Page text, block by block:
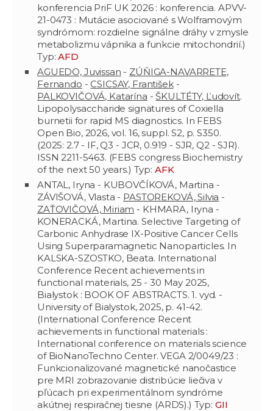
konferencia PriF UK 2026 : konferencia. APVV-
21-0473 : Mutácie asociované s Wolframovým
syndrómom: rozdielne signálne dráhy v zmysle
metabolizmu vápnika a funkcie mitochondrií.)
Typ:AFD
AGUEDO, Juvissan - ZÚŇIGA-NAVARRETE,
Fernando - CSICSAY, František-
PALKOVIČOVÁ, Katarína - ŠKULTÉTY, Ľudovít.
Lipopolysaccharide signatures of Coxiella
burnetii for rapid MS diagnostics. In FEBS
Open Bio, 2026, vol. 16, suppl. S2, p. S350.
(2025: 2.7 - IF, Q3 - JCR, 0.919 - SJR, Q2 - SJR).
ISSN 2211-5463. (FEBS congress Biochemistry
of the next 50 years.) Typ: AFK
ANTAL, Iryna - KUBOVČÍKOVÁ, Martina -
ZÁVIŠOVÁ, Vlasta - PASTOREKOVÁ, Silvia -
ZAŤOVIČOVÁ, Miriam - KHMARA, Iryna -
KONERACKÁ, Martina. Selective Targeting of
Carbonic Anhydrase IX-Positive Cancer Cells
Using Superparamagnetic Nanoparticles. In
KALSKA-SZOSTKO, Beata. International
Conference Recent achievements in
functional materials, 25 - 30 May 2025,
Bialystok : BOOK OF ABSTRACTS. 1. vyd. -
University of Bialystok, 2025, p. 41-42.
(International Conference Recent
achievements in functional materials :
International conference on materials science
of BioNanoTechno Center. VEGA 2/0049/23 :
Funkcionalizované magnetické nanočastice
pre MRI zobrazovanie distribúcie liečiva v
pľúcach pri experimentálnom syndróme
akútnej respiračnej tiesne (ARDS).) Typ: GII